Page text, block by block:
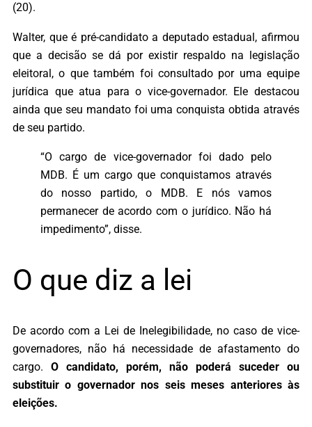
(20).
Walter, que é pré-candidato a deputado estadual, afirmou
que a decisão se dá por existir respaldo na legislação
eleitoral, o que também foi consultado por uma equipe
jurídica que atua para o vice-governador. Ele destacou
ainda que seu mandato foi uma conquista obtida através
de seu partido.
“O cargo de vice-governador foi dado pelo
MDB. É um cargo que conquistamos através
do nosso partido, o MDB. E nós vamos
permanecer de acordo com o jurídico. Não há
impedimento”, disse.
O que diz a lei
De acordo com a Lei de Inelegibilidade, no caso de vice-
governadores, não há necessidade de afastamento do
cargo. O candidato, porém, não poderá suceder ou
substituir o governador nos seis meses anteriores às
eleições.